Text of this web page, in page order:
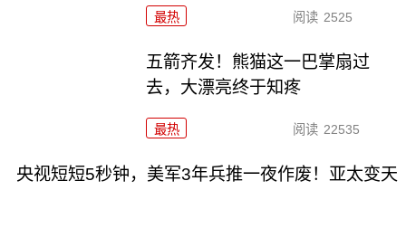
最热 阅读 2525
五箭齐发！熊猫这一巴掌扇过
去，大漂亮终于知疼
最热 阅读 22535
央视短短5秒钟，美军3年兵推一夜作废！亚太变天